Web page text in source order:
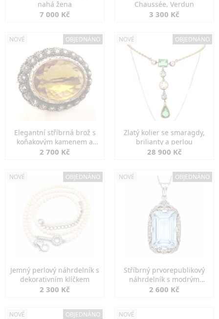
nahá žena
7 000 Kč
Chaussée, Verdun
3 300 Kč
NOVÉ OBJEDNÁNO
Elegantní stříbrná brož s
koňakovým kamenem a
markazity
2 700 Kč
NOVÉ OBJEDNÁNO
Zlatý kolier se smaragdy,
brilianty a perlou
28 900 Kč
NOVÉ OBJEDNÁNO
Jemný perlový náhrdelník s
dekorativním klíčkem
2 300 Kč
NOVÉ OBJEDNÁNO
Stříbrný prvorepublikový
náhrdelník s modrým
spinelem
2 600 Kč
NOVÉ OBJEDNÁNO NOVÉ